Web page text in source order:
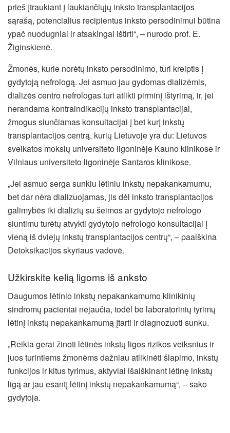
prieš įtraukiant į laukiančiųjų inksto transplantacijos
sąrašą, potencialius recipientus inksto persodinimui būtina
ypač nuodugniai ir atsakingai ištirti“, – nurodo prof. E.
Žiginskienė.
Žmonės, kurie norėtų inksto persodinimo, turi kreiptis į
gydytoją nefrologą. Jei asmuo jau gydomas dializėmis,
dializės centro nefrologas turi atlikti pirminį ištyrimą, ir, jei
nerandama kontraindikacijų inksto transplantacijai,
žmogus siunčiamas konsultacijai į bet kurį inkstų
transplantacijos centrą, kurių Lietuvoje yra du: Lietuvos
sveikatos mokslų universiteto ligoninėje Kauno klinikose ir
Vilniaus universiteto ligoninėje Santaros klinikose.
„Jei asmuo serga sunkiu lėtiniu inkstų nepakankamumu,
bet dar nėra dializuojamas, jis dėl inksto transplantacijos
galimybės iki dializių su šeimos ar gydytojo nefrologo
siuntimu turėtų atvykti gydytojo nefrologo konsultacijai į
vieną iš dviejų inkstų transplantacijos centrų“, – paaiškina
Detoksikacijos skyriaus vadovė.
Užkirskite kelią ligoms iš anksto
Daugumos lėtinio inkstų nepakankamumo klinikinių
sindromų pacientai nejaučia, todėl be laboratorinių tyrimų
lėtinį inkstų nepakankamumą įtarti ir diagnozuoti sunku.
„Reikia gerai žinoti lėtinės inkstų ligos rizikos veiksnius ir
juos turintiems žmonėms dažniau atlikinėti šlapimo, inkstų
funkcijos ir kitus tyrimus, aktyviai išaiškinant lėtinę inkstų
ligą ar jau esantį lėtinį inkstų nepakankamumą“, – sako
gydytoja.